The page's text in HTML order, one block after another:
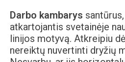
Darbo kambarys
atkartojantis svetainėje
linijos motyvą. Atkreipiu
nereiktų nuvertinti dryžių